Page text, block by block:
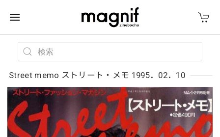
Street memo ストリート・メモ 1995．02．10